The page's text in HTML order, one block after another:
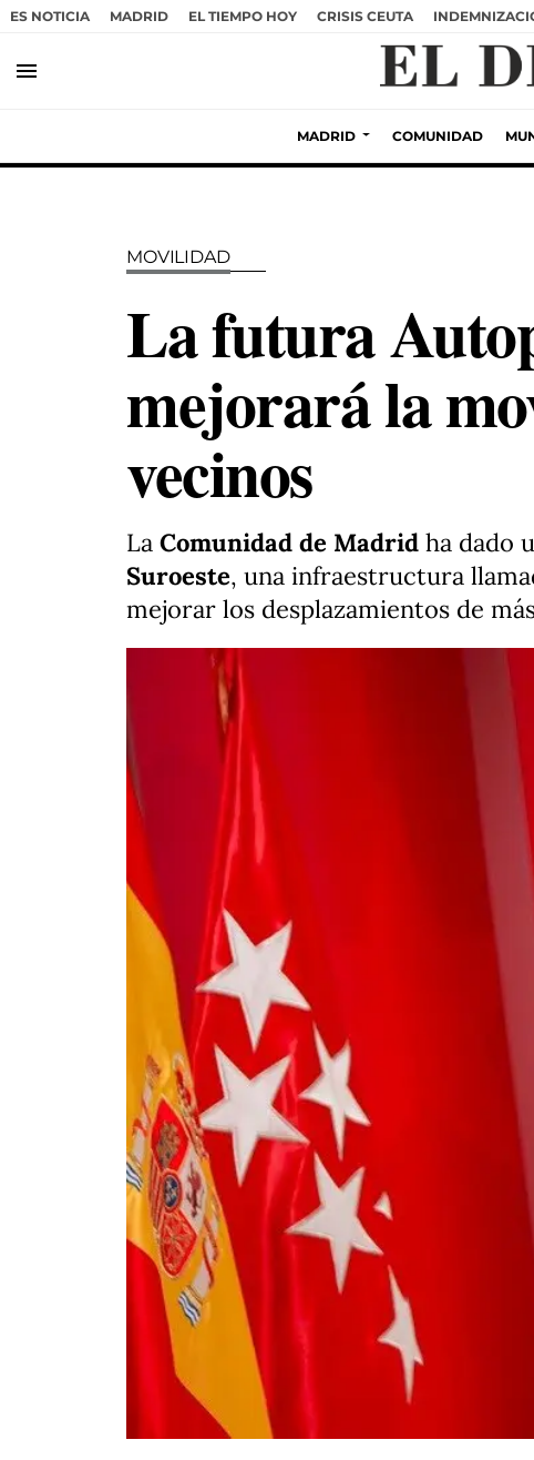
ES NOTICIA MADRID EL TIEMPO HOY CRISIS CEUTA
menu
MADRID COMUNIDAD
MOVILIDAD
La futura
mejorará la
vecinos
La Comunidad de Madrid ha dado
Suroeste, una infraestructura
mejorar los desplazamientos de